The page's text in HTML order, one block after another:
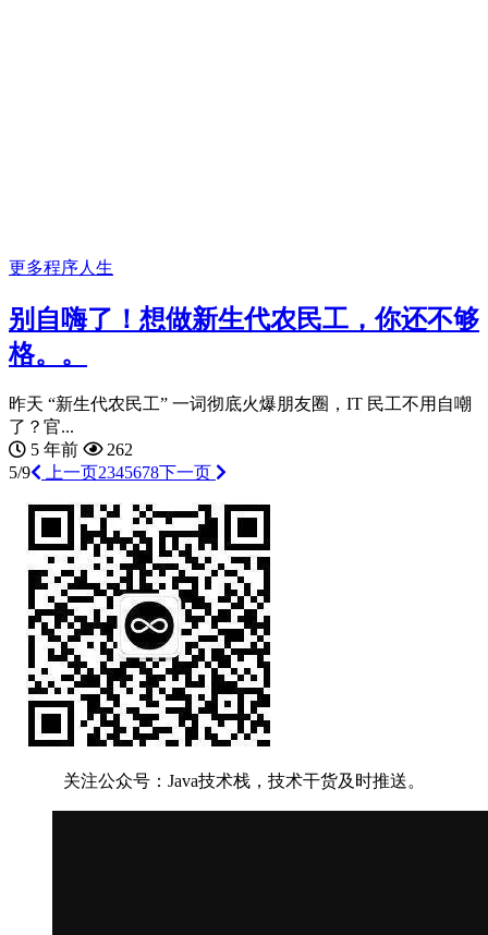
更多程序人生
别自嗨了！想做新生代农民工，你还不够
格。。
昨天 “新生代农民工” 一词彻底火爆朋友圈，IT 民工不用自嘲
了？官...
5 年前
262
5/9
上一页2345678下一页
关注公众号：Java技术栈，技术干货及时推送。